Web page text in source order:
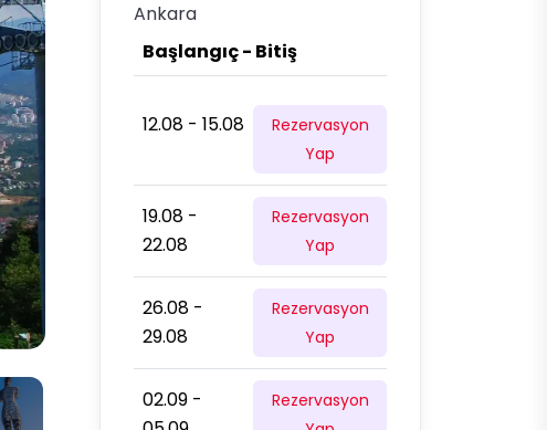
Ankara
Başlangıç - Bitiş
12.08 - 15.08
Rezervasyon
Yap
19.08 -
22.08
Rezervasyon
Yap
26.08 -
29.08
Rezervasyon
Yap
02.09 -
Rezervasyon